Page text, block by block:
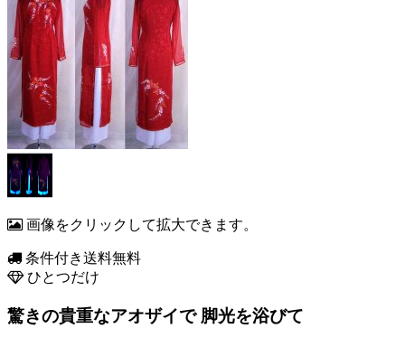
画像をクリックして拡大できます。
条件付き送料無料
ひとつだけ
驚きの貴重なアオザイで 脚光を浴びて